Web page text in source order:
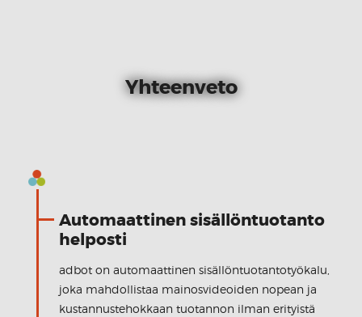
Yhteenveto
Automaattinen sisällöntuotanto
helposti
adbot on automaattinen sisällöntuotantotyökalu,
joka mahdollistaa mainosvideoiden nopean ja
kustannustehokkaan tuotannon ilman erityistä